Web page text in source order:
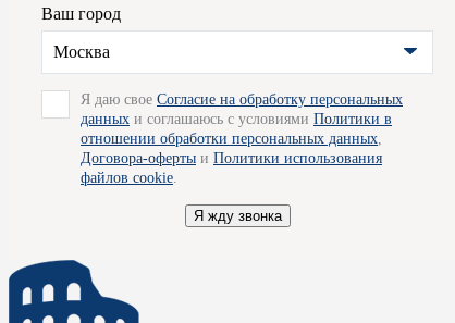
Для получения подробной информации вы можете
рады проконсультировать вас по всем вопросам и
организовать для вас доставку товара по Москве.
Ваш город
Москва
Я даю свое Согласие на обработку персональных
данных и соглашаюсь с условиями Политики в
отношении обработки персональных данных,
Договора-оферты и Политики использования
файлов cookie.
Я жду звонка